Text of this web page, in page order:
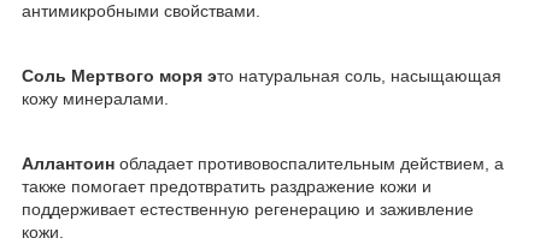
антимикробными свойствами.
Соль Мертвого моря это натуральная соль, насыщающая
кожу минералами.
Аллантоин обладает противовоспалительным действием, а
также помогает предотвратить раздражение кожи и
поддерживает естественную регенерацию и заживление
кожи.